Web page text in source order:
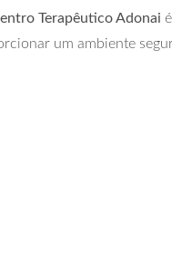
Terapêutico Adonai
um ambiente